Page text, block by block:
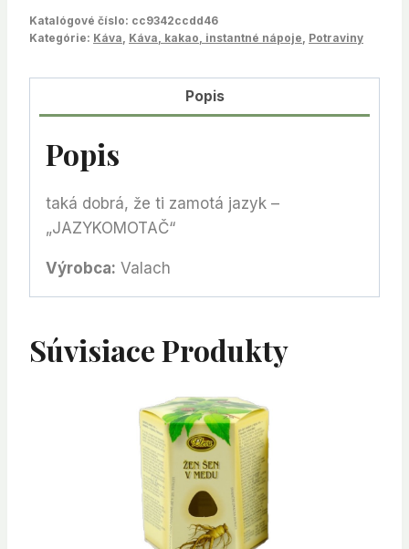
Katalógové číslo: cc9342ccdd46
Kategórie: Káva Káva, kakao, instantné nápoje Potraviny
Popis
Popis
taká dobrá, že ti zamotá jazyk –
„JAZYKOMOTAČ“
Výrobca: Valach
Súvisiace Produkty